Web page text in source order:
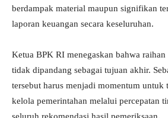
berdampak material maupun signifikan
laporan keuangan secara keseluruhan.
Ketua BPK RI menegaskan bahwa
tidak dipandang sebagai tujuan akhir.
tersebut harus menjadi momentum untuk
kelola pemerintahan melalui percepatan